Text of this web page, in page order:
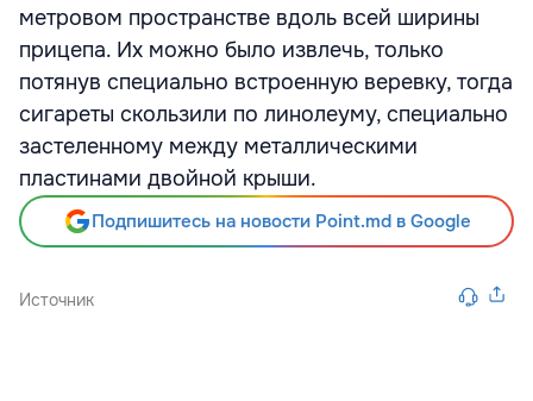
метровом пространстве вдоль всей ширины
прицепа. Их можно было извлечь, только
потянув специально встроенную веревку, тогда
сигареты скользили по линолеуму, специально
застеленному между металлическими
пластинами двойной крыши.
Подпишитесь на новости Point.md в Google
Источник